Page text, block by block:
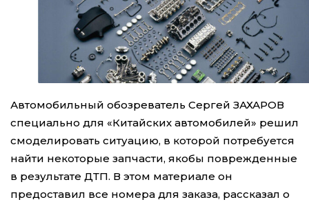
Автомобильный обозреватель Сергей ЗАХАРОВ
специально для «Китайских автомобилей» решил
смоделировать ситуацию, в которой потребуется
найти некоторые запчасти, якобы поврежденные
в результате ДТП. В этом материале он
предоставил все номера для заказа, рассказал о